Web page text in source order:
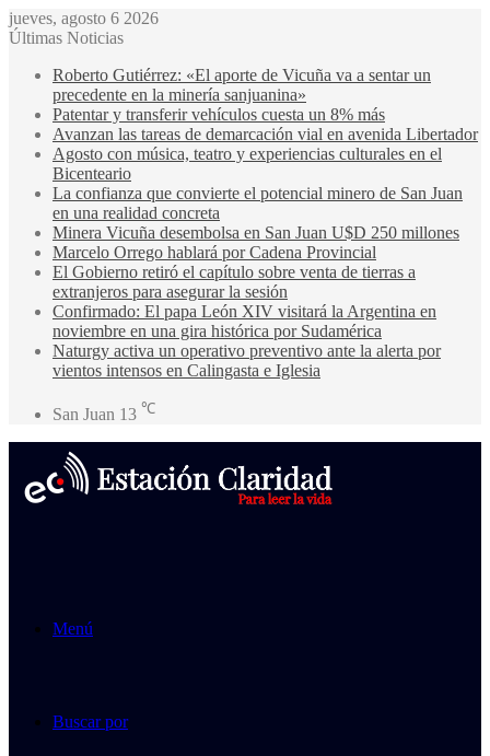
jueves, agosto 6 2026
Últimas Noticias
Roberto Gutiérrez: «El aporte de Vicuña va a sentar un
precedente en la minería sanjuanina»
Patentar y transferir vehículos cuesta un 8% más
Avanzan las tareas de demarcación vial en avenida Libertador
Agosto con música, teatro y experiencias culturales en el
Bicenteario
La confianza que convierte el potencial minero de San Juan
en una realidad concreta
Minera Vicuña desembolsa en San Juan U$D 250 millones
Marcelo Orrego hablará por Cadena Provincial
El Gobierno retiró el capítulo sobre venta de tierras a
extranjeros para asegurar la sesión
Confirmado: El papa León XIV visitará la Argentina en
noviembre en una gira histórica por Sudamérica
Naturgy activa un operativo preventivo ante la alerta por
vientos intensos en Calingasta e Iglesia
San Juan 13 ℃
Menú
Buscar por